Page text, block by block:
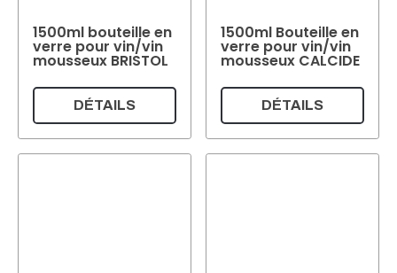
1500ml bouteille en
verre pour vin/vin
mousseux BRISTOL
DÉTAILS
1500ml Bouteille en
verre pour vin/vin
mousseux CALCIDE
DÉTAILS